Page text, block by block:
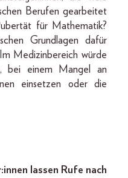
Berufen gearbeitet
für Mathematik?
Grundlagen dafür
Medizinbereich würde
bei einem Mangel an
einsetzen oder die
lassen Rufe nach